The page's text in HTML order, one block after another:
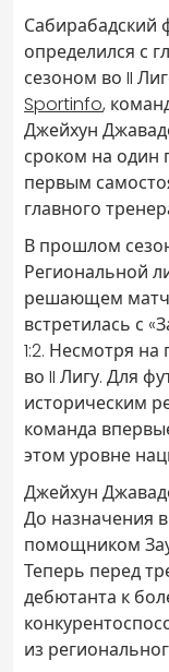
Сабирабадский
определился с
сезоном во II
Sportinfo,
Джейхун
сроком на один
первым
главного
В прошлом
Региональной
решающем
встретилась с
1:2. Несмотря
во II Лигу. Для
историческим
команда
этом уровне
Джейхун
До назначения
помощником
Теперь перед
дебютанта к
из